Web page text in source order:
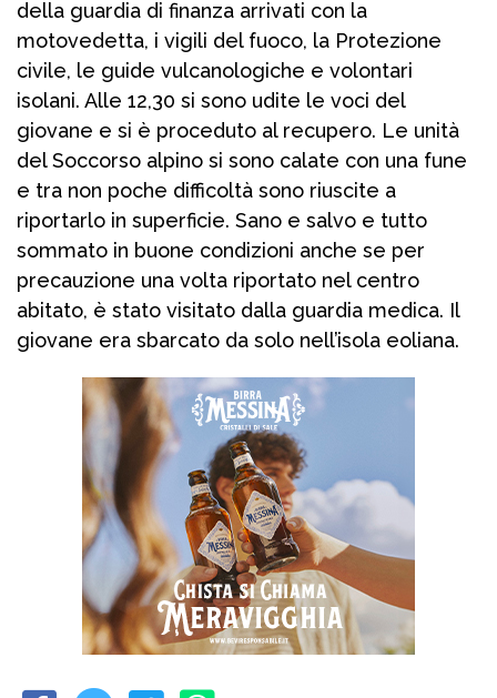
della guardia di finanza arrivati con la
motovedetta, i vigili del fuoco, la Protezione
civile, le guide vulcanologiche e volontari
isolani. Alle 12,30 si sono udite le voci del
giovane e si è proceduto al recupero. Le unità
del Soccorso alpino si sono calate con una fune
e tra non poche difficoltà sono riuscite a
riportarlo in superficie. Sano e salvo e tutto
sommato in buone condizioni anche se per
precauzione una volta riportato nel centro
abitato, è stato visitato dalla guardia medica. Il
giovane era sbarcato da solo nell’isola eoliana.